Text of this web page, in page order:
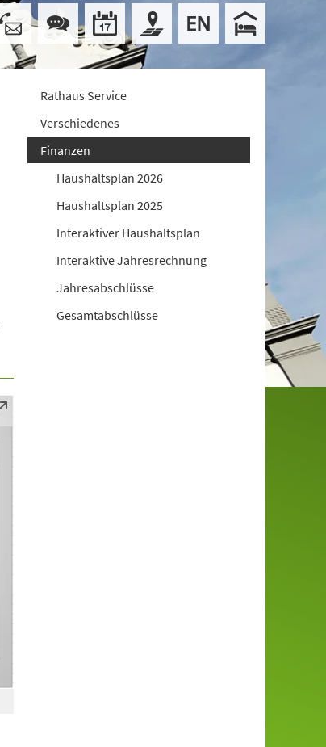
Rathaus Service
Verschiedenes
Finanzen
Haushaltsplan 2026
Haushaltsplan 2025
Interaktiver Haushaltsplan
Interaktive Jahresrechnung
Jahresabschlüsse
Gesamtabschlüsse